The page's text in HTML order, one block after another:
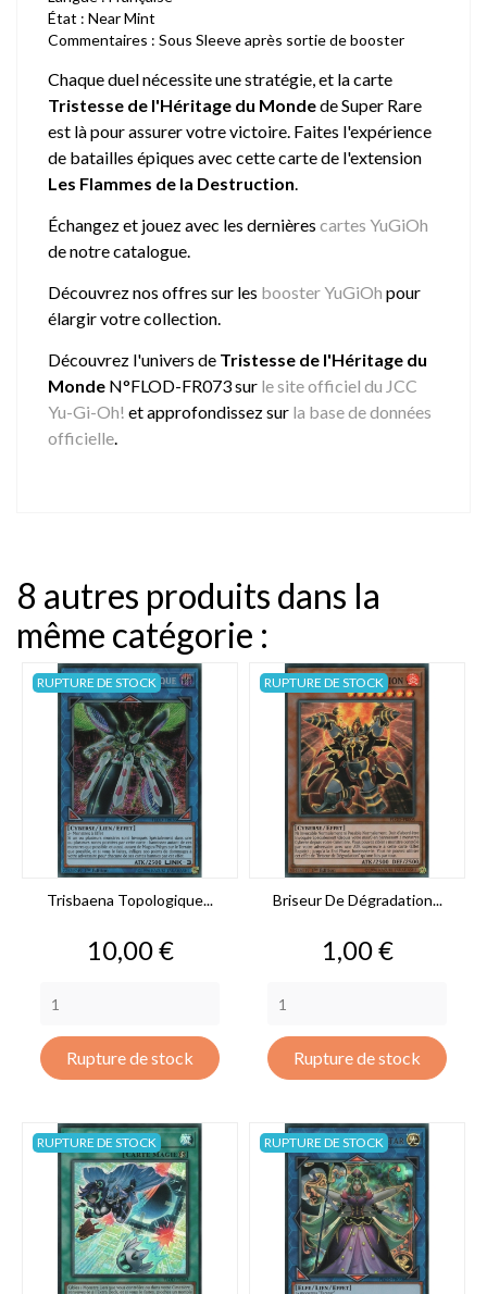
État : Near Mint
Commentaires : Sous Sleeve après sortie de booster
Chaque duel nécessite une stratégie, et la carte
Tristesse de l'Héritage du Mondede Super Rare
est là pour assurer votre victoire. Faites l'expérience
de batailles épiques avec cette carte de l'extension
Les Flammes de la Destruction.
Échangez et jouez avec les dernières cartes YuGiOh
de notre catalogue.
Découvrez nos offres sur les booster YuGiOh pour
élargir votre collection.
Découvrez l'univers de Tristesse de l'Héritage du
Monde N°FLOD-FR073 sur le site officiel du JCC
Yu-Gi-Oh! et approfondissez sur la base de données
officielle.
8 autres produits dans la
même catégorie :
Trisbaena Topologique...
Prix
10,00 €
Rupture de stock
RUPTURE DE STOCK
Briseur De Dégradation...
Prix
1,00 €
Rupture de stock
RUPTURE DE STOCK
RUPTURE DE STOCK RUPTURE DE STOCK